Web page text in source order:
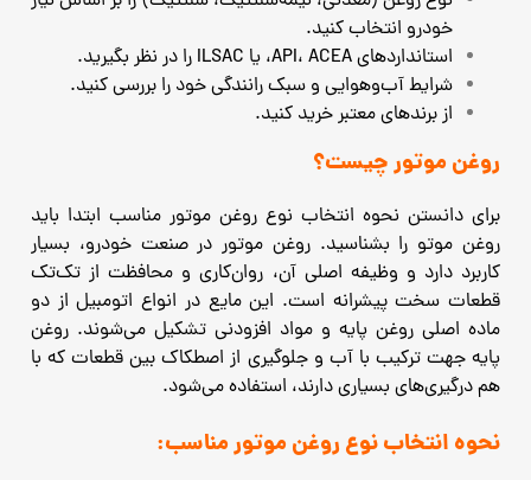
خودرو انتخاب کنید.
استانداردهای API، ACEA، یا ILSAC را در نظر بگیرید.
شرایط آب‌وهوایی و سبک رانندگی خود را بررسی کنید.
از برندهای معتبر خرید کنید.
روغن موتور چیست؟
برای دانستن نحوه انتخاب نوع روغن موتور مناسب ابتدا باید
روغن موتو را بشناسید.روغن موتور در صنعت خودرو، بسیار
کاربرد دارد و وظیفه اصلی آن، روان‌کاری و محافظت از تک‌تک
قطعات سخت پیشرانه است. این مایع در انواع اتومبیل از دو
ماده اصلی روغن پایه و مواد افزودنی تشکیل می‌شوند. روغن
پایه جهت ترکیب با آب و جلوگیری از اصطکاک بین قطعات که با
هم درگیری‌های بسیاری دارند، استفاده می‌شود.
نحوه انتخاب نوع روغن موتور مناسب: